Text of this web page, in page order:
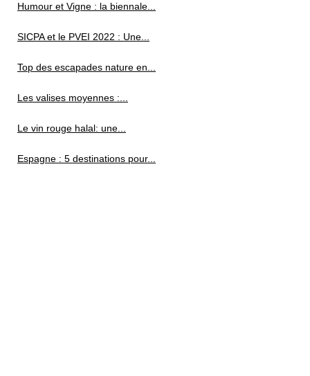
Humour et Vigne : la biennale...
SICPA et le PVEI 2022 : Une...
Top des escapades nature en...
Les valises moyennes :...
Le vin rouge halal: une...
Espagne : 5 destinations pour...